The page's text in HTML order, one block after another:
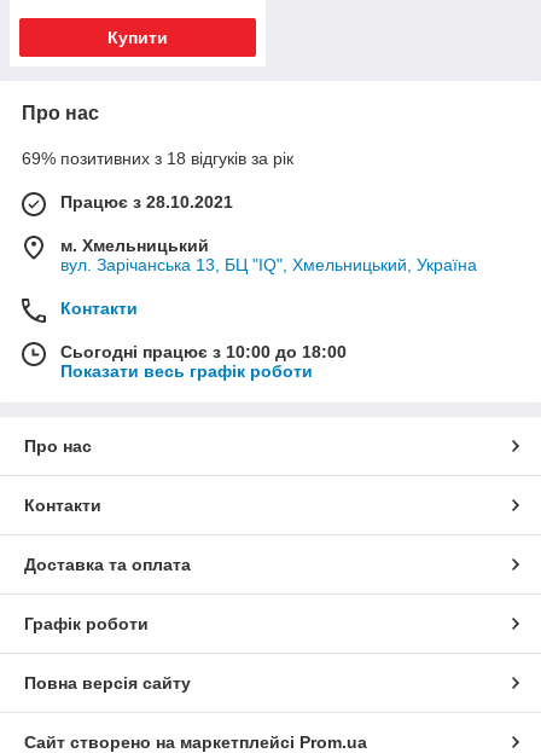
Купити
Про нас
69% позитивних з 18 відгуків за рік
Працює з 28.10.2021
м. Хмельницький
вул. Зарічанська 13, БЦ "IQ", Хмельницький, Україна
Контакти
Сьогодні працює з 10:00 до 18:00
Показати весь графік роботи
Про нас
Контакти
Доставка та оплата
Графік роботи
Повна версія сайту
Сайт створено на маркетплейсі Prom.ua